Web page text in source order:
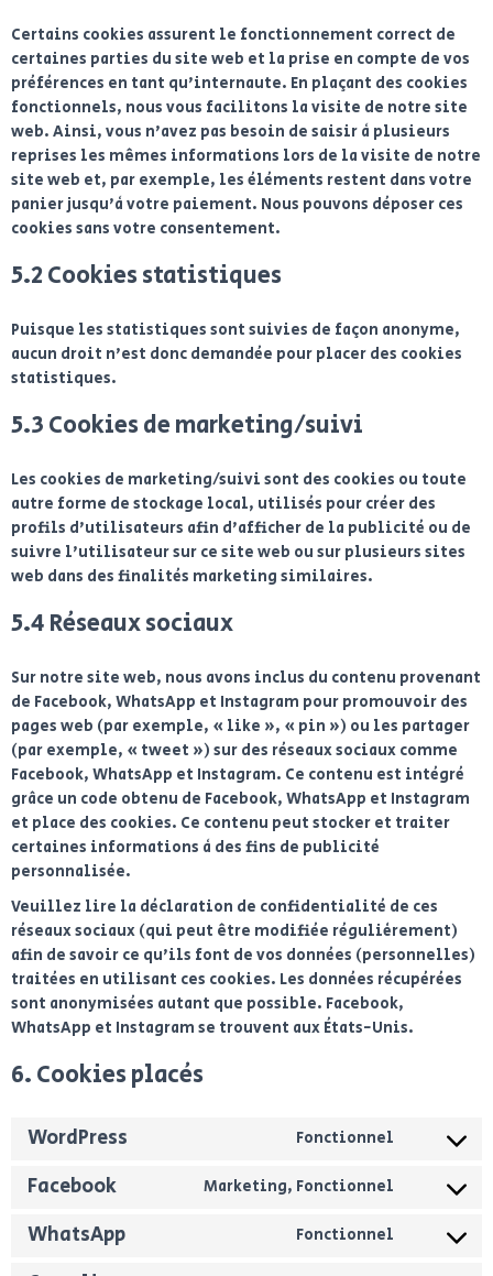
Certains cookies assurent le fonctionnement correct de
certaines parties du site web et la prise en compte de vos
préférences en tant qu’internaute. En plaçant des cookies
fonctionnels, nous vous facilitons la visite de notre site
web. Ainsi, vous n’avez pas besoin de saisir à plusieurs
reprises les mêmes informations lors de la visite de notre
site web et, par exemple, les éléments restent dans votre
panier jusqu’à votre paiement. Nous pouvons déposer ces
cookies sans votre consentement.
5.2 Cookies statistiques
Puisque les statistiques sont suivies de façon anonyme,
aucun droit n’est donc demandée pour placer des cookies
statistiques.
5.3 Cookies de marketing/suivi
Les cookies de marketing/suivi sont des cookies ou toute
autre forme de stockage local, utilisés pour créer des
profils d’utilisateurs afin d’afficher de la publicité ou de
suivre l’utilisateur sur ce site web ou sur plusieurs sites
web dans des finalités marketing similaires.
5.4 Réseaux sociaux
Sur notre site web, nous avons inclus du contenu provenant
de Facebook, WhatsApp et Instagram pour promouvoir des
pages web (par exemple, « like », « pin ») ou les partager
(par exemple, « tweet ») sur des réseaux sociaux comme
Facebook, WhatsApp et Instagram. Ce contenu est intégré
grâce un code obtenu de Facebook, WhatsApp et Instagram
et place des cookies. Ce contenu peut stocker et traiter
certaines informations à des fins de publicité
personnalisée.
Veuillez lire la déclaration de confidentialité de ces
réseaux sociaux (qui peut être modifiée régulièrement)
afin de savoir ce qu’ils font de vos données (personnelles)
traitées en utilisant ces cookies. Les données récupérées
sont anonymisées autant que possible. Facebook,
WhatsApp et Instagram se trouvent aux États-Unis.
6. Cookies placés
WordPress Fonctionnel
Facebook Marketing, Fonctionnel
WhatsApp Fonctionnel